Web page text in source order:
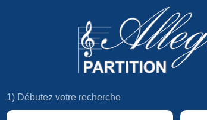
1) Débutez votre recherche